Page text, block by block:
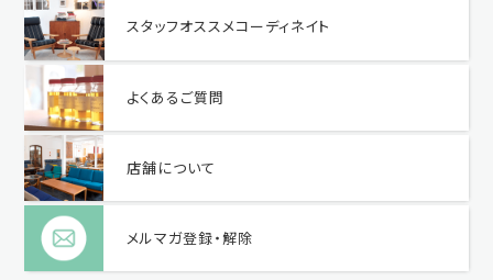
スタッフオススメコーディネイト
よくあるご質問
店舗について
メルマガ登録・解除